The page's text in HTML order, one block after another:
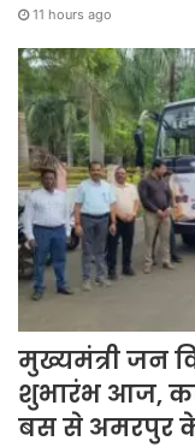
11 hours ago
मुख्यमंत्री जन
शुभारंभ आज,
बस से अमरपुर